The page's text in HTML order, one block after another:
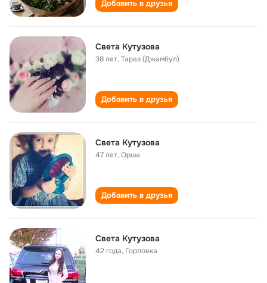
Добавить в друзья
Света Кутузова
38 лет,Тараз (Джамбул)
Добавить в друзья
Света Кутузова
47 лет,Орша
Добавить в друзья
Света Кутузова
42 года, Горловка